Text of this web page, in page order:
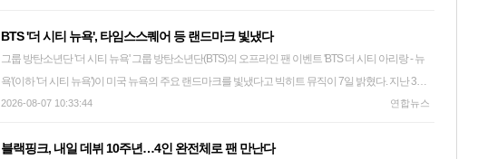
마운트의 합병을 지지한다고 공개적으로 밝혔다. 그간 할리우드에서는 배우와 감독, 작가 등을 중심으
로 합병 반대 여론이 득세해왔다. 캘리포니아 등 주 정부가 법정 싸움까지 벌이며 합병을 저지하는 상
황이었지만, 이제는 찬성파의 목소리도 공개 분출한 것이다. 데이비드 엘리슨 파라마운트 스카이댄스
최고경영자(CEO) 먼저 세계 최대 극장 체인인 AMC의 애덤 에런 회장은 최근 버라이어티에 기고문을
업을 탄생시킬 것"이라며 "이번 거래가 가능한 빨리 완료되는 것이 업계의 미래에 있어 중요하다"고 강
BTS '더 시티 뉴욕', 타임스스퀘어 등 랜드마크 빛냈다
그룹 방탄소년단 '더 시티 뉴욕' 그룹 방탄소년단(BTS)의 오프라인 팬 이벤트 'BTS 더 시티 아리랑 - 뉴
욕'(이하 '더 시티 뉴욕')이 미국 뉴욕의 주요 랜드마크를 빛냈다고 빅히트 뮤직이 7일 밝혔다. 지난 3일
(현지시간) 마친 '더 시티 뉴욕'은 이들의 콘서트가 열린 메트라이프 스타디움을 중심으로 그랜드 센트
전망대 '톱 오브 더 락'이 '더 시티 아리랑' 테마로 꾸며졌고 현장에는 방탄소년단의 음악이 울려 퍼졌다.
2026-08-07 10:33:44 연합뉴스
블랙핑크, 내일 데뷔 10주년…4인 완전체로 팬 만난다